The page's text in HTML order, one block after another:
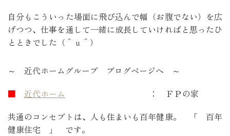
自分もこういった場面に飛び込んで幅（お腹でない）を広
げつつ、仕事を通して一緒に成長していければと思ったひ
とときでした（＾ｕ＾）
～ 近代ホームグループ ブログページへ ～
■
近代ホーム
： ＦＰの家
共通のコンセプトは、人も住まいも百年健康。 「 百年
健康住宅 」 です。